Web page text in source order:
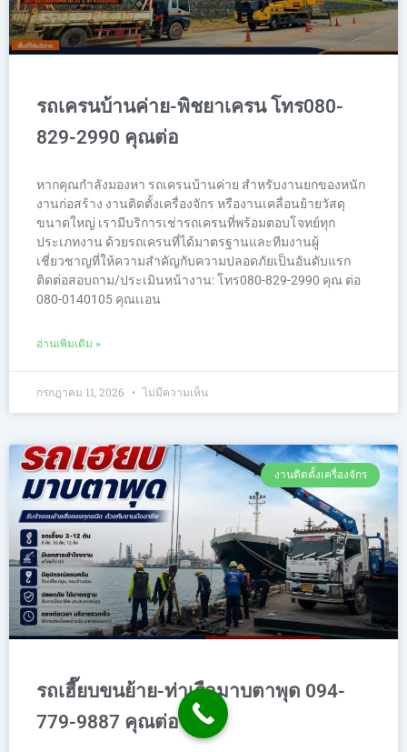
รถเครนบ้านค่าย-พิชยาเครน โทร080-
829-2990 คุณต่อ
หากคุณกำลังมองหา รถเครนบ้านค่าย สำหรับงานยกของหนัก
งานก่อสร้าง งานติดตั้งเครื่องจักร หรืองานเคลื่อนย้ายวัสดุ
ขนาดใหญ่ เรามีบริการเช่ารถเครนที่พร้อมตอบโจทย์ทุก
ประเภทงาน ด้วยรถเครนที่ได้มาตรฐานและทีมงานผู้
เชี่ยวชาญที่ให้ความสำคัญกับความปลอดภัยเป็นอันดับแรก
ติดต่อสอบถาม/ประเมินหน้างาน: โทร080-829-2990 คุณ ต่อ
080-0140105 คุณเเอน
อ่านเพิ่มเติม »
กรกฎาคม 11, 2026 ไม่มีความเห็น
งานติดตั้งเครื่องจักร
รถเฮี๊ยบขนย้าย-ท่าเรือมาบตาพุด 094-
779-9887 คุณต่อ